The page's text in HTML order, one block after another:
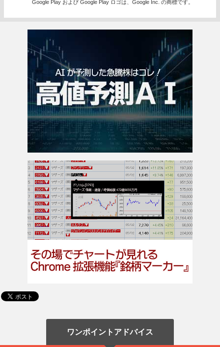
Google Play および Google Play ロゴは、Google Inc. の商標です。
ワンポイントアドバイス